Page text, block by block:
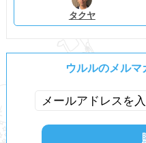
タクヤ
ウルルのメルマ